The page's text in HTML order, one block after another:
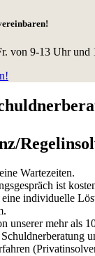
von 9-13 Uhr und
Wartezeiten.
ist
individuelle
unserer mehr als